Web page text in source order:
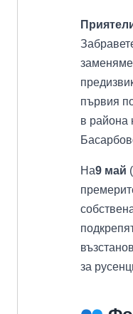
заменяме
първия
в района
На9 май
за